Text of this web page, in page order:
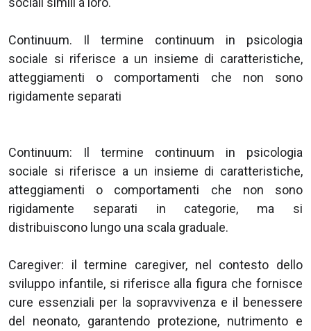
Continuum. Il termine continuum in psicologia
sociale si riferisce a un insieme di caratteristiche,
atteggiamenti o comportamenti che non sono
rigidamente separati
Continuum: Il termine continuum in psicologia
sociale si riferisce a un insieme di caratteristiche,
atteggiamenti o comportamenti che non sono
rigidamente separati in categorie, ma si
distribuiscono lungo una scala graduale.
Caregiver: il termine caregiver, nel contesto dello
sviluppo infantile, si riferisce alla figura che fornisce
cure essenziali per la sopravvivenza e il benessere
del neonato, garantendo protezione, nutrimento e